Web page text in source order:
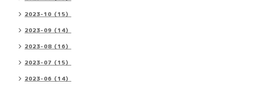
2023-10（15）
2023-09（14）
2023-08（16）
2023-07（15）
2023-06（14）